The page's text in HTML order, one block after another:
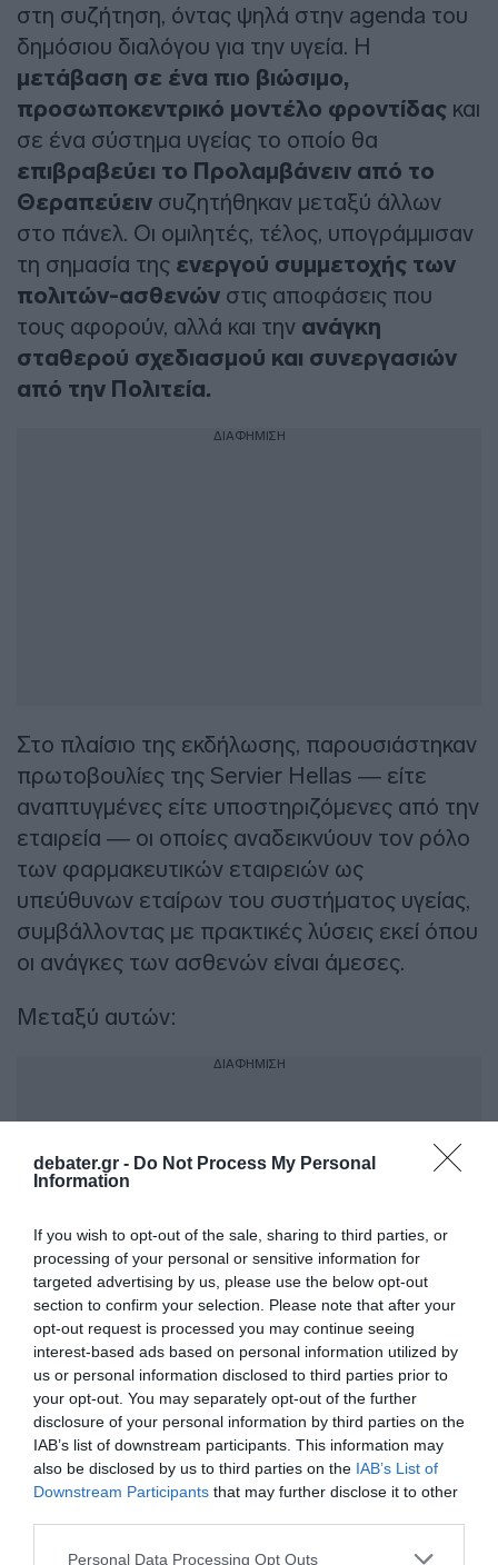
debater.gr - Do Not Process My Personal
Information
If you wish to opt-out of the sale, sharing to third parties, or
processing of your personal or sensitive information for
targeted advertising by us, please use the below opt-out
section to confirm your selection. Please note that after your
opt-out request is processed you may continue seeing
interest-based ads based on personal information utilized by
us or personal information disclosed to third parties prior to
your opt-out. You may separately opt-out of the further
disclosure of your personal information by third parties on the
IAB’s list of downstream participants. This information may
also be disclosed by us to third parties on the IAB’s List of
Downstream Participants that may further disclose it to other
Please note that this website/app uses one or more Google
Personal Data Processing Opt Outs
στη συζήτηση, όντας ψηλά στην agenda του
δημόσιου διαλόγου για την υγεία. Η
μετάβαση σε ένα πιο βιώσιμο,
προσωποκεντρικό μοντέλο φροντίδας και
σε ένα σύστημα υγείας το οποίο θα
επιβραβεύει το Προλαμβάνειν από το
Θεραπεύειν συζητήθηκαν μεταξύ άλλων
στο πάνελ. Οι ομιλητές, τέλος, υπογράμμισαν
τη σημασία της ενεργού συμμετοχής των
πολιτών-ασθενών στις αποφάσεις που
τους αφορούν, αλλά και την ανάγκη
σταθερού σχεδιασμού και συνεργασιών
από την Πολιτεία.
ΔΙΑΦΗΜΙΣΗ
Στο πλαίσιο της εκδήλωσης, παρουσιάστηκαν
πρωτοβουλίες της Servier Hellas — είτε
αναπτυγμένες είτε υποστηριζόμενες από την
εταιρεία — οι οποίες αναδεικνύουν τον ρόλο
των φαρμακευτικών εταιρειών ως
υπεύθυνων εταίρων του συστήματος υγείας,
συμβάλλοντας με πρακτικές λύσεις εκεί όπου
οι ανάγκες των ασθενών είναι άμεσες.
Μεταξύ αυτών:
ΔΙΑΦΗΜΙΣΗ
HΠανελλήνια Εκστρατεία
Ευαισθητοποίησης για τις
Καρδιαγγειακές & Φλεβικές Παθήσεις
του Συλλόγου Πεταλούδα«Φροντίζουμε
την καρδιά, στηρίζουμε τα βήματά
σας», με την ευγενική υποστήριξη της